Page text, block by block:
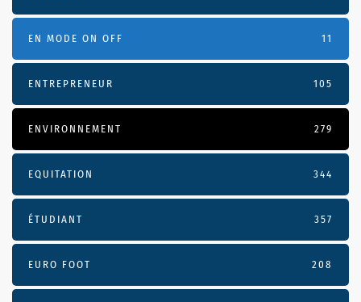
EN MODE ON OFF 11
ENTREPRENEUR 105
ENVIRONNEMENT 279
EQUITATION 344
ÉTUDIANT 357
EURO FOOT 208